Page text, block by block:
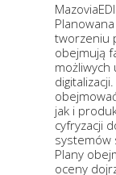
tworzeniu
obejmują
jak i
cyfryzacji
systemów
Plany
oceny